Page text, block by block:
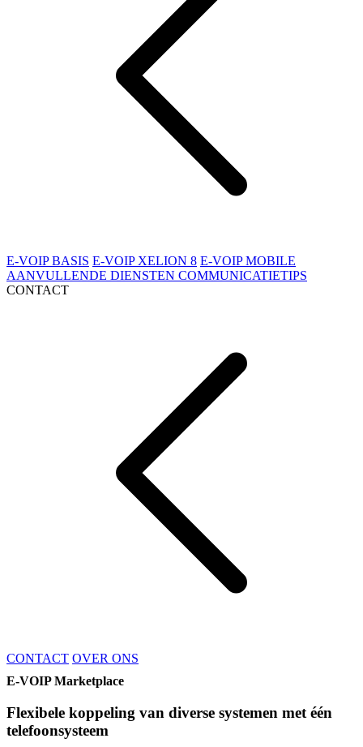
E-VOIP BASIS E-VOIP XELION 8 E-VOIP MOBILE
AANVULLENDE DIENSTEN COMMUNICATIETIPS
CONTACT
CONTACT OVER ONS
E-VOIP Marketplace
Flexibele koppeling van diverse systemen met één
telefoonsysteem